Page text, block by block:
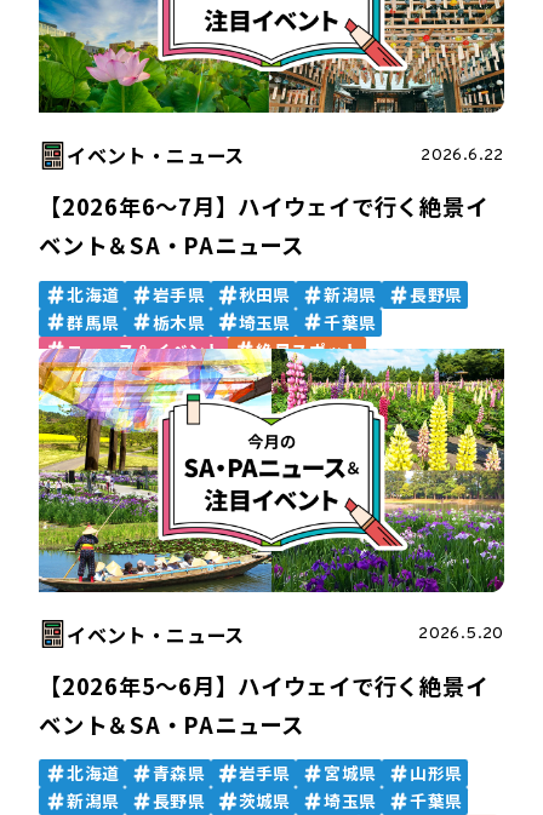
イベント・ニュース 2026.6.22
【2026年6～7月】ハイウェイで行く絶景イ
ベント＆SA・PAニュース
北海道 岩手県 秋田県 新潟県
長野県
群馬県
栃木県 埼玉県
千葉県
ニュース＆イベント
絶景スポット
イベント・ニュース 2026.5.20
【2026年5～6月】ハイウェイで行く絶景イ
ベント＆SA・PAニュース
北海道 青森県 岩手県 宮城県
山形県
新潟県
長野県 茨城県 埼玉県
千葉県